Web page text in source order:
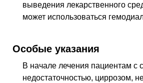
выведения лекарственного
может использоваться
Особые указания
В начале лечения пациентам с
недостаточностью, циррозом,